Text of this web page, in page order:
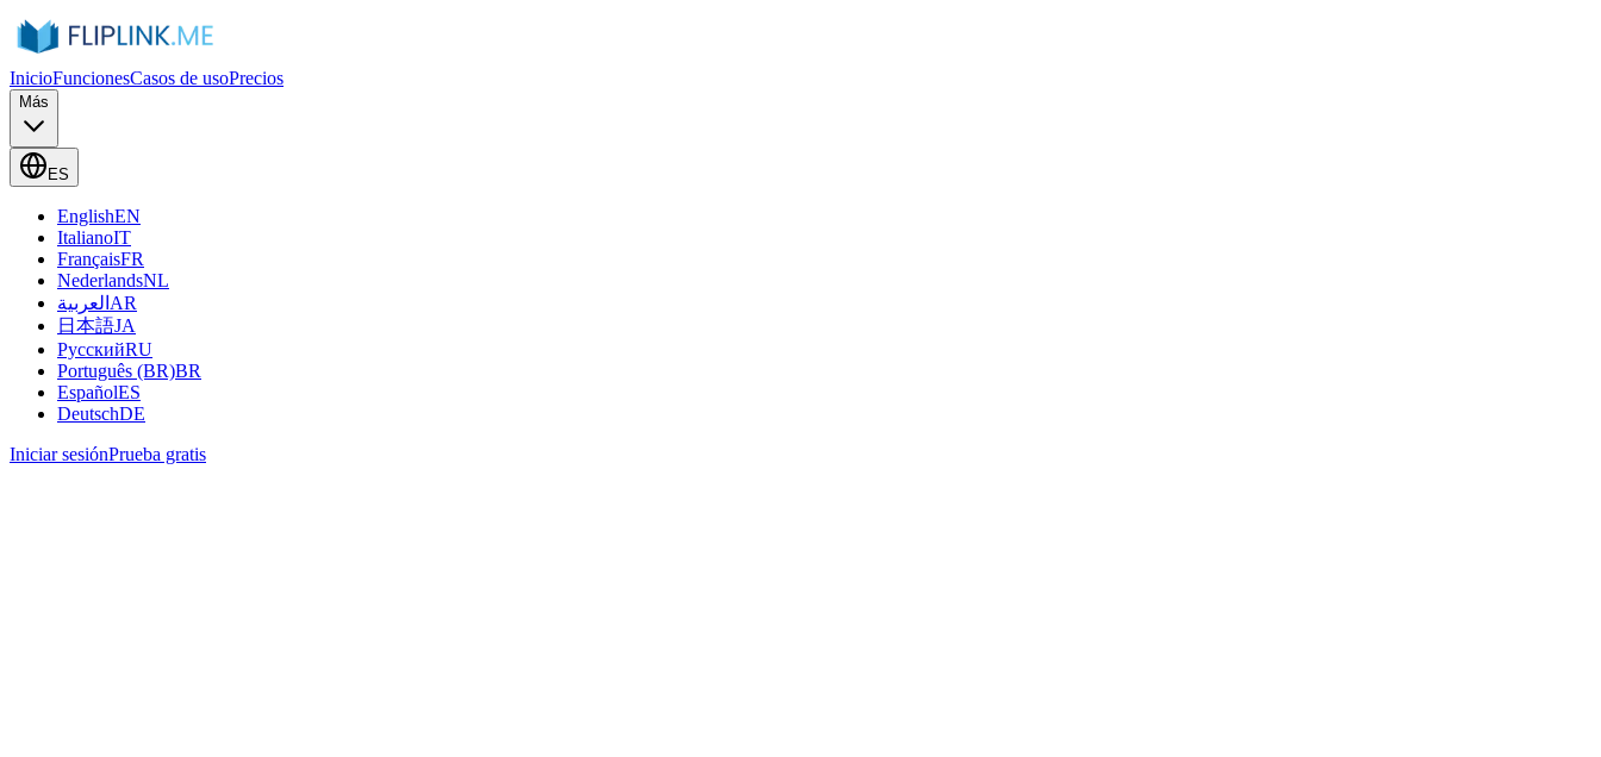
InicioFuncionesCasos de usoPrecios
Más
ES
EnglishEN
ItalianoIT
FrançaisFR
NederlandsNL
العربية AR
日本語JA
РусскийRU
Português (BR)BR
EspañolES
DeutschDE
Iniciar sesiónPrueba gratis